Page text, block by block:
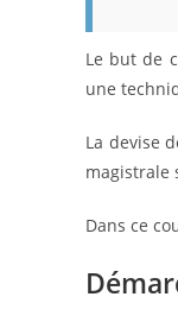
Le but de
une
La devise
magistrale
Dans ce